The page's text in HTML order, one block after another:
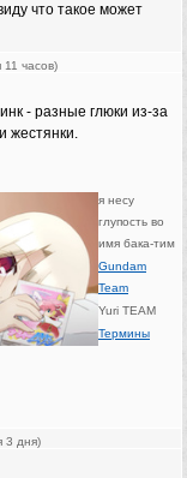
что такое может
11 часов)
- разные глюки из-за
жестянки.
я несу
глупость во
имя бака-тим
Gundam
Team
Yuri TEAM
Термины
3 дня)